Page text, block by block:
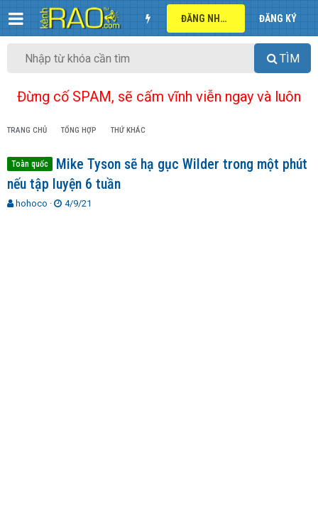
ĐĂNG NHẬP ĐĂNG KÝ
TÌM
Đừng cố SPAM, sẽ cấm vĩnh viễn ngay và luôn
TRANG CHỦ TỔNG HỢP THỨ KHÁC
Toàn quốc
Mike Tyson sẽ hạ gục Wilder trong một phút
nếu tập luyện 6 tuần
Thohoco
N
4/9/21